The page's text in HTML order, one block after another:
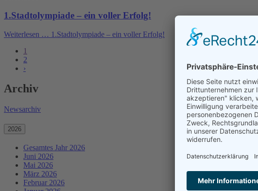
1.Stadtolympiade – ein voller Erfolg!
Weiterlesen … 1.Stadtolympiade – ein voller Erfolg!
1
2
›
Archiv
Newsarchiv
2026
Gesamtes Jahr 2026
Juni 2026
Mai 2026
März 2026
Februar 2026